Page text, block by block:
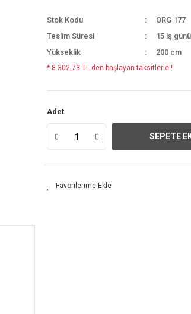
Stok Kodu
ORG 177
Teslim Süresi
15 iş günü
Yükseklik
200 cm
* 8.302,73 TL den başlayan taksitlerle!!
Adet
SEPETE